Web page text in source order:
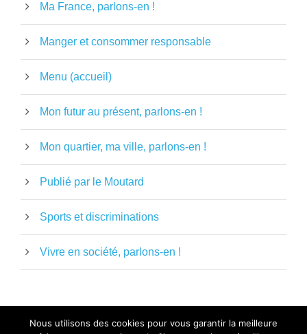
Ma France, parlons-en !
Manger et consommer responsable
Menu (accueil)
Mon futur au présent, parlons-en !
Mon quartier, ma ville, parlons-en !
Publié par le Moutard
Sports et discriminations
Vivre en société, parlons-en !
Nous utilisons des cookies pour vous garantir la meilleure